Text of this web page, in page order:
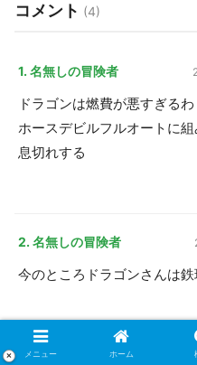
コメント (4)
1. 名無しの冒険者
ドラゴンは燃費が悪すぎるわ
ホースデビルフルオートに
息切れする
2. 名無しの冒険者
今のところドラゴンさんは
メニュー ホーム
×